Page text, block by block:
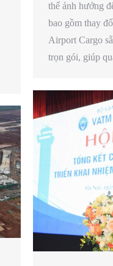
thể ảnh hưởng
bao gồm thay
Airport Cargo
trọn gói, giúp